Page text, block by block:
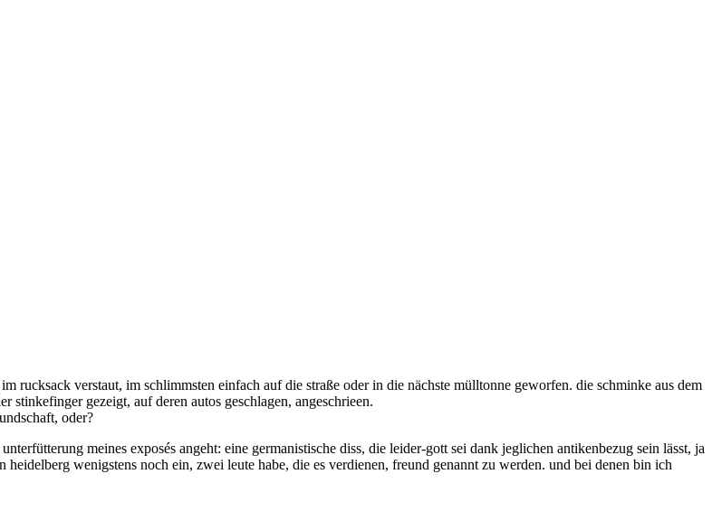
rucksack verstaut, im schlimmsten einfach auf die straße oder in die nächste mülltonne geworfen. die schminke aus dem
stinkefinger gezeigt, auf deren autos geschlagen, angeschrieen.
oder?
meines exposés angeht: eine germanistische diss, die leider-gott sei dank jeglichen antikenbezug sein lässt, ja
wenigstens noch ein, zwei leute habe, die es verdienen, freund genannt zu werden. und bei denen bin ich